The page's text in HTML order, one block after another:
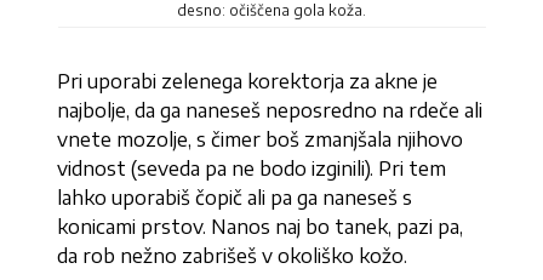
desno: očiščena gola koža.
Pri uporabi zelenega korektorja za akne je
najbolje, da ga naneseš neposredno na rdeče ali
vnete mozolje, s čimer boš zmanjšala njihovo
vidnost (seveda pa ne bodo izginili). Pri tem
lahko uporabiš čopič ali pa ga naneseš s
konicami prstov. Nanos naj bo tanek, pazi pa,
da rob nežno zabrišeš v okoliško kožo.